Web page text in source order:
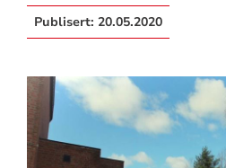
Publisert: 20.05.2020